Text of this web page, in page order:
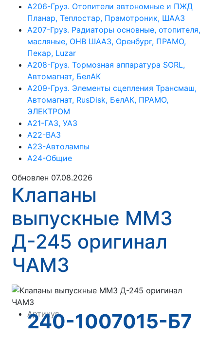
А206-Груз. Отопители автономные и ПЖД
Планар, Теплостар, Прамотроник, ШААЗ
А207-Груз. Радиаторы основные, отопителя,
масляные, ОНВ ШААЗ, Оренбург, ПРАМО,
Пекар, Luzar
А208-Груз. Тормозная аппаратура SORL,
Автомагнат, БелАК
А209-Груз. Элементы сцепления Трансмаш,
Автомагнат, RusDisk, БелАК, ПРАМО,
ЭЛЕКТРОМ
А21-ГАЗ, УАЗ
А22-ВАЗ
А23-Автолампы
А24-Общие
Обновлен 07.08.2026
Клапаны
выпускные ММЗ
Д-245 оригинал
ЧАМЗ
Артикул
240-1007015-Б7